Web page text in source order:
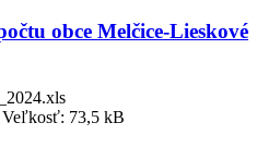
obce Melčice-Lieskové
Veľkosť: 73,5 kB